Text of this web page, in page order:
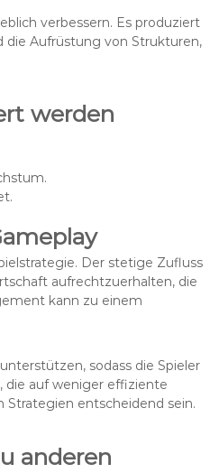
verbessern. Es produziert
die Aufrüstung von Strukturen,
werden
Der stetige Zufluss
aufrechtzuerhalten, die
kann zu einem
sodass die Spieler
die auf weniger effiziente
Strategien entscheidend sein.
anderen